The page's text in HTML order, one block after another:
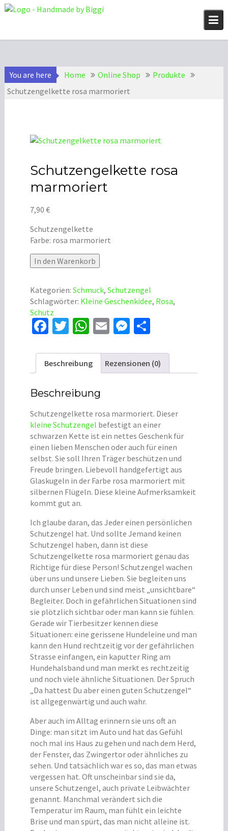
Skip
You are here Home Online Shop
Produkte
Schutzengelkette rosa marmoriert
Schutzengelkette rosa
marmoriert
7,90€
Schutzengelkette
Farbe: rosa marmoriert
Schutzengelkette
rosa
Menge
In den Warenkorb
Kategorien:Schmuck,Schutzengel
Schlagwörter: Kleine Geschenkidee, Rosa,
Schutz
Fa
b
o
k
T
tt
W
at
sA
p
p
E
ai
l
M
se
n
r
e
n
Beschreibung Rezensionen (0)
Beschreibung
Schutzengelkette rosa marmoriert. Dieser
kleine Schutzengel befestigt an einer
schwarzen Kette ist ein nettes Geschenk für
einen lieben Menschen oder auch für einen
selbst. Sie soll Ihren Träger beschützen und
Freude bringen. Liebevoll handgefertigt aus
Glaskugeln in der Farbe rosa marmoriert mit
silbernen Flügeln. Diese kleine Aufmerksamkeit
kommt gut an.
Ich glaube daran, das Jeder einen persönlichen
Schutzengel hat. Und sollte Jemand keinen
Schutzengel haben, dann ist diese
Schutzengelkette rosa marmoriert genau das
Richtige für diese Person! Schutzengel wachen
über uns und unsere Lieben. Sie begleiten uns
durch unser Leben und sind meist „unsichtbare“
Begleiter. Doch in gefährlichen Situationen sind
sie plötzlich sichtbar oder man kann sie fühlen.
Gerade wir Tierbesitzer kennen diese
Situationen: eine gerissene Hundeleine und man
kann den Hund rechtzeitig vor der gefährlichen
Strasse einfangen, ein kaputter Ring am
Hundehalsband und man merkt es rechtzeitig
und noch viele ähnliche Situationen. Der Spruch
„Da hattest Du aber einen guten Schutzengel“
ist allgegenwärtig und auch wahr.
Aber auch im Alltag erinnern sie uns oft an
Dinge: man sitzt im Auto und hat das Gefühl
noch mal ins Haus zu gehen und nach dem Herd,
der Fenster, das Zwingertor oder ähnliches zu
sehen. Und tatsächlich war es so, das man etwas
vergessen hat. Oft unscheinbar sind sie da,
unsere Schutzengel, auch private Leibwächter
genannt. Manchmal verändert sich die
Temperatur im Raum, man fühlt ein leichte
Brise und man spürt, das man nicht alleine ist.